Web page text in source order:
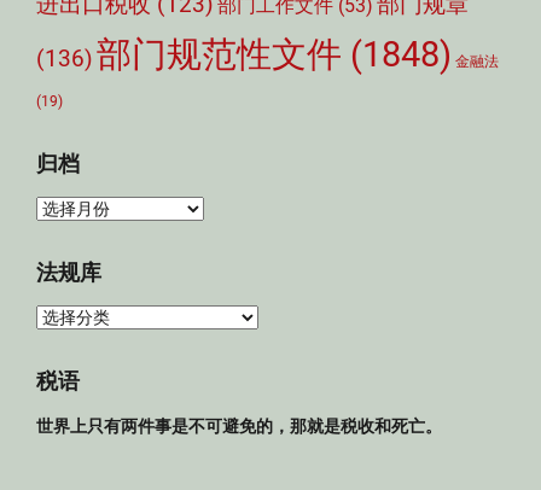
部门工作文件 (53)
(136)部门规范性文件 (1848) 金融法
(19)
归档
归
法规库
法
库
税语
世界上只有两件事是不可避免的，那就是税收和死亡。